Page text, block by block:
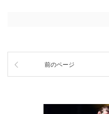
前のページ